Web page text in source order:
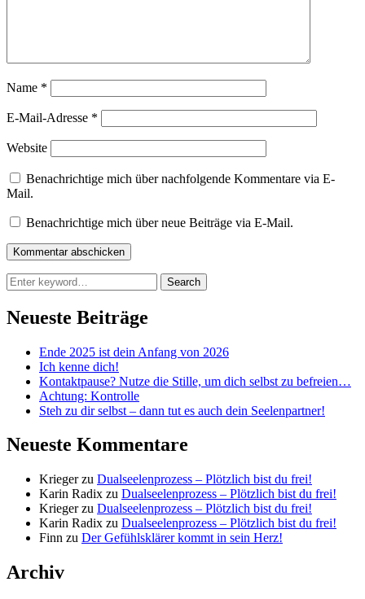
Name *
E-Mail-Adresse *
Website
Benachrichtige mich über nachfolgende Kommentare via E-
Mail.
Benachrichtige mich über neue Beiträge via E-Mail.
Search
for:
Search
Neueste Beiträge
Ende 2025 ist dein Anfang von 2026
Ich kenne dich!
Kontaktpause? Nutze die Stille, um dich selbst zu befreien…
Achtung: Kontrolle
Steh zu dir selbst – dann tut es auch dein Seelenpartner!
Neueste Kommentare
Kriegerzu Dualseelenprozess – Plötzlich bist du frei!
Karin Radix zu Dualseelenprozess – Plötzlich bist du frei!
Kriegerzu Dualseelenprozess – Plötzlich bist du frei!
Karin Radix zu Dualseelenprozess – Plötzlich bist du frei!
Finn zu Der Gefühlsklärer kommt in sein Herz!
Archiv